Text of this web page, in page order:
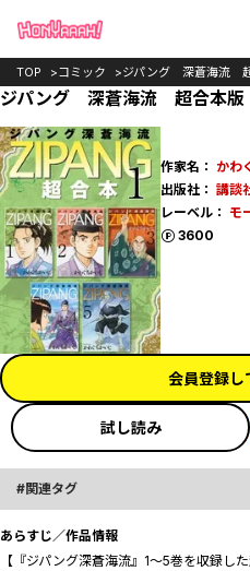
TOP コミック ジパング 深蒼海流
ジパング 深蒼海流 超合本版
作家名： かわ
出版社： 講談
レーベル： モ
3600
ポイント
会員登録し
試し読み
関連タグ
あらすじ／作品情報
【『ジパング深蒼海流』1～5巻を収録